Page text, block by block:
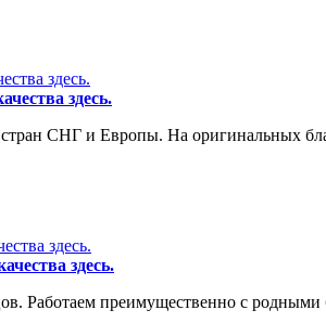
здесь.
СНГ и Европы. На оригинальных
здесь.
Работаем преимущественно с родными